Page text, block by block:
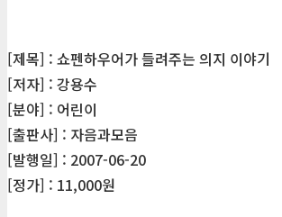
[제목] : 쇼펜하우어가 들려주는 의지 이야기
[저자] : 강용수
[분야] : 어린이
[출판사] : 자음과모음
[발행일] : 2007-06-20
[정가] : 11,000원